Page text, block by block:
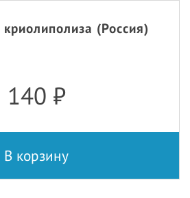
(Россия)
140 ₽
В корзину